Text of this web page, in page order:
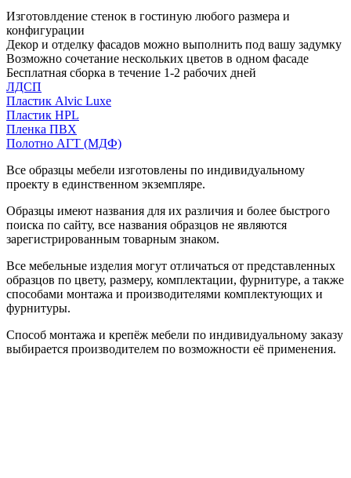
Изготовлдение стенок в гостиную любого размера и
конфигурации
Декор и отделку фасадов можно выполнить под вашу задумку
Возможно сочетание нескольких цветов в одном фасаде
Бесплатная сборка в течение 1-2 рабочих дней
ЛДСП
Пластик Alvic Luxe
Пластик HPL
Пленка ПВХ
Полотно АГТ (МДФ)
Все образцы мебели изготовлены по индивидуальному
проекту в единственном экземпляре.
Образцы имеют названия для их различия и более быстрого
поиска по сайту, все названия образцов не являются
зарегистрированным товарным знаком.
Все мебельные изделия могут отличаться от представленных
образцов по цвету, размеру, комплектации, фурнитуре, а также
способами монтажа и производителями комплектующих и
фурнитуры.
Способ монтажа и крепёж мебели по индивидуальному заказу
выбирается производителем по возможности её применения.